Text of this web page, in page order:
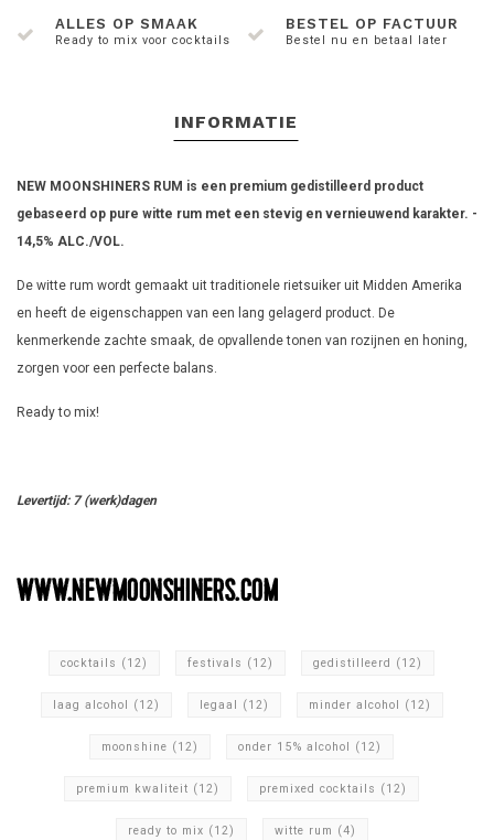
ALLES OP SMAAK
Ready to mix voor cocktails
BESTEL OP FACTUUR
Bestel nu en betaal later
INFORMATIE
NEW MOONSHINERS RUM is een premium gedistilleerd product
gebaseerd op pure witte rum met een stevig en vernieuwend karakter. -
14,5% ALC./VOL.
De witte rum wordt gemaakt uit traditionele rietsuiker uit Midden Amerika
en heeft de eigenschappen van een lang gelagerd product. De
kenmerkende zachte smaak, de opvallende tonen van rozijnen en honing,
zorgen voor een perfecte balans.
Ready to mix!
Levertijd: 7 (werk)dagen
cocktails (12) festivals (12) gedistilleerd (12)
laag alcohol (12) legaal (12) minder alcohol (12)
moonshine (12) onder 15% alcohol (12)
premium kwaliteit (12) premixed cocktails (12)
ready to mix (12) witte rum (4)